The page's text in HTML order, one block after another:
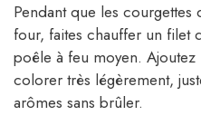
Pendant que les
four, faites chauffer un filet
poêle à feu moyen. Ajoutez
colorer très légèrement,
arômes sans brûler.